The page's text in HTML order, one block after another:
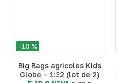
-10 %
Big Bags agricoles Kids
Globe – 1:32 (lot de 2)